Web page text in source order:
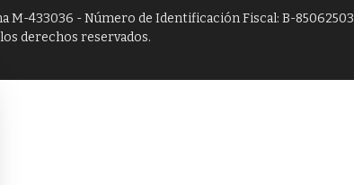
M-433036 - Número de Identificación Fiscal: B-85062503
derechos reservados.